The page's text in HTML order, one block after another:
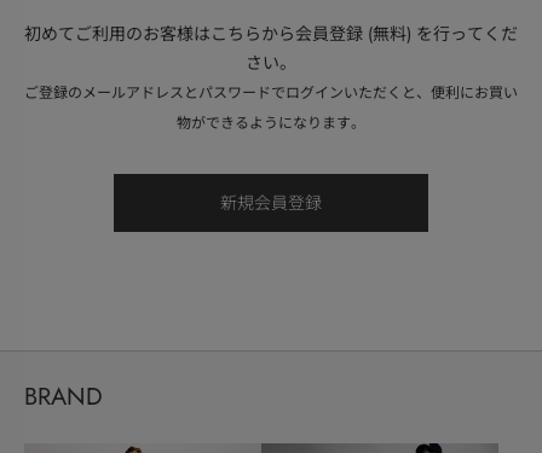
初めてご利用のお客様はこちらから会員登録 (無料) を行ってくだ
さい。
ご登録のメールアドレスとパスワードでログインいただくと、便利にお買い
物ができるようになります。
BRAND